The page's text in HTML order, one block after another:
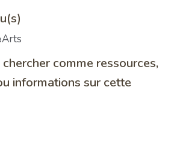
comme ressources,
informations sur cette